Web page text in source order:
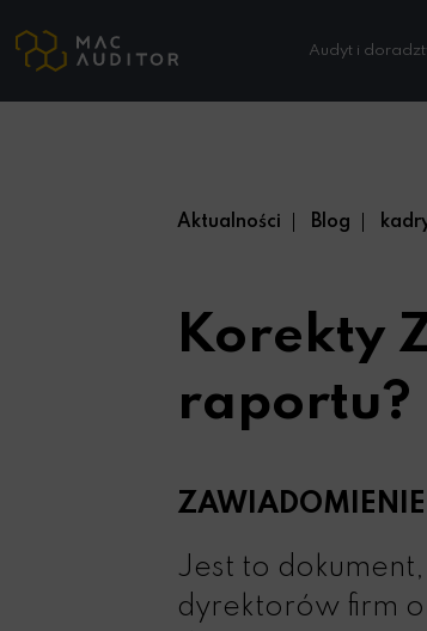
Audyt i
Aktualności Blog
Korekty
raportu?
Jest to
dyrektorów firm